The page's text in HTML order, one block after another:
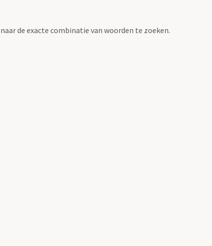
de exacte combinatie van woorden te zoeken.